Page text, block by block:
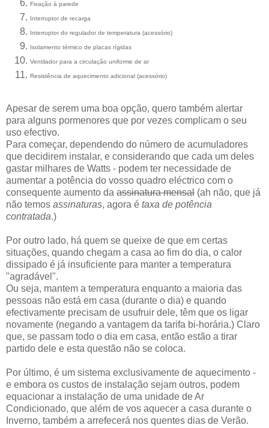
Fixação à parede
Interruptor de recarga
Interruptor do regulador de temperatura (acessório)
Isolamento térmico de placas rígidas
Ventilador para a circulação uniforme de ar
Resistência de aquecimento adicional (acessório)
Apesar de serem uma boa opção, quero também alertar
para alguns pormenores que por vezes complicam o seu
uso efectivo.
Para começar, dependendo do número de acumuladores
que decidirem instalar, e considerando que cada um deles
gastar milhares de Watts - podem ter necessidade de
aumentar a potência do vosso quadro eléctrico com o
consequente aumento da assinatura mensal (ah não, que já
não temos assinaturas, agora é taxa de potência
contratada.)
Por outro lado, há quem se queixe de que em certas
situações, quando chegam a casa ao fim do dia, o calor
dissipado é já insuficiente para manter a temperatura
"agradável".
Ou seja, mantem a temperatura enquanto a maioria das
pessoas não está em casa (durante o dia) e quando
efectivamente precisam de usufruir dele, têm que os ligar
novamente (negando a vantagem da tarifa bi-horária.) Claro
que, se passam todo o dia em casa, então estão a tirar
partido dele e esta questão não se coloca.
Por último, é um sistema exclusivamente de aquecimento -
e embora os custos de instalação sejam outros, podem
equacionar a instalação de uma unidade de Ar
Condicionado, que além de vos aquecer a casa durante o
Inverno, também a arrefecerá nos quentes dias de Verão.